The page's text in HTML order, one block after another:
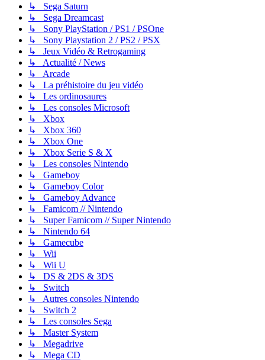
↳ Sega Saturn
↳ Sega Dreamcast
↳ Sony PlayStation / PS1 / PSOne
↳ Sony Playstation 2 / PS2 / PSX
↳ Jeux Vidéo & Retrogaming
↳ Actualité / News
↳ Arcade
↳ La préhistoire du jeu vidéo
↳ Les ordinosaures
↳ Les consoles Microsoft
↳ Xbox
↳ Xbox 360
↳ Xbox One
↳ Xbox Serie S & X
↳ Les consoles Nintendo
↳ Gameboy
↳ Gameboy Color
↳ Gameboy Advance
↳ Famicom // Nintendo
↳ Super Famicom // Super Nintendo
↳ Nintendo 64
↳ Gamecube
↳ Wii
↳ Wii U
↳ DS & 2DS & 3DS
↳ Switch
↳ Autres consoles Nintendo
↳ Switch 2
↳ Les consoles Sega
↳ Master System
↳ Megadrive
↳ Mega CD